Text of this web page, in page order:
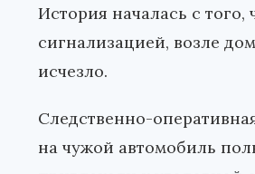
История началась с
сигнализацией, возле
исчезло.
Следственно-
на чужой автомобиль